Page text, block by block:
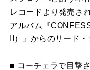
レコードより発売さ
アルバム『
II）』からのリード・
■ コーチェラで目撃